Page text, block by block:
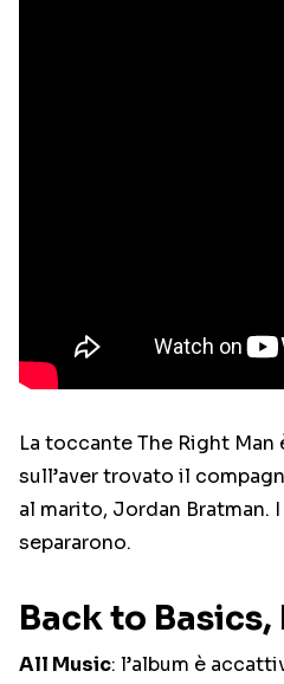
La toccante The Right Man
sull’aver trovato il
al marito, Jordan Bratman.
separarono.
Back to
All Music: l’album è